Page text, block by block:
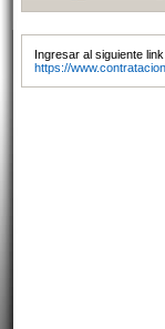
Ingresar al siguiente
https://